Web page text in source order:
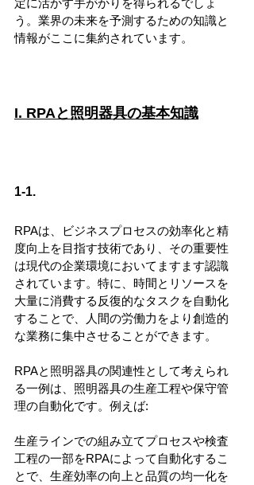
う。業界の未来を予測するための知識と
情報がここに集約されています。
I. RPAと照明器具の基本知識
1-1.
RPAは、ビジネスプロセスの効率化と精
度向上を目指す技術であり、その重要性
は現代の企業環境においてますます認識
されています。特に、時間とリソースを
大量に消費する反復的なタスクを自動化
することで、人間の労働力をより創造的
な業務に集中させることができます。
RPAと照明器具の関連性として考えられ
る一例は、照明器具の生産工程や保守管
理の自動化です。例えば:
生産ラインでの組み立てプロセスや検査
工程の一部をRPAによって自動化するこ
とで、生産効率の向上と品質の均一化を